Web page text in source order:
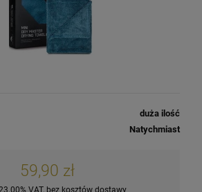
duża ilość
Natychmiast
59,90 zł
VAT, bez kosztów dostawy